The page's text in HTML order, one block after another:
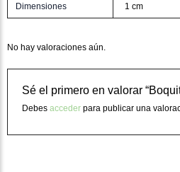
Dimensiones 1 cm
No hay valoraciones aún.
Sé el primero en valorar
Debes accederpara publicar una